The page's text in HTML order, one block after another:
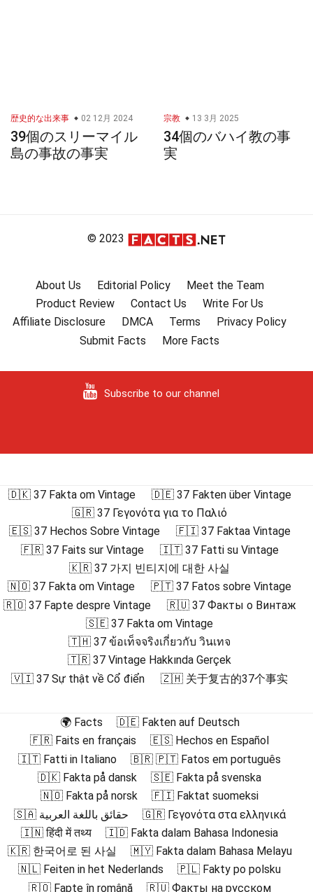
歴史的な出来事 02 12月 2024
39個のスリーマイル
島の事故の事実
宗教 13 3月 2025
34個のバハイ教の事
実
© 2023
About Us Editorial Policy
Meet the Team
Product Review
Contact Us
Write For Us
Affiliate Disclosure
DMCA Terms
Privacy Policy
Submit Facts
More Facts
Subscribe to our channel
🇩🇰 37 Fakta om Vintage
🇩🇪 37 Fakten über Vintage
🇬🇷 37 Γεγονότα για το Παλιό
🇪🇸 37 Hechos Sobre Vintage
🇫🇮 37 Faktaa Vintage
🇫🇷 37 Faits sur Vintage
🇮🇹 37 Fatti su Vintage
🇰🇷 37 가지 빈티지에 대한 사실
🇳🇴 37 Fakta om Vintage
🇵🇹 37 Fatos sobre Vintage
🇷🇴 37 Fapte despre Vintage
🇷🇺 37 Факты о Винтаж
🇸🇪 37 Fakta om Vintage
🇹🇭 37 ข้อเท็จจริงเกี่ยวกับ วินเทจ
🇹🇷 37 Vintage Hakkında Gerçek
🇻🇮 37 Sự thật về Cổ điển
🇿🇭 关于复古的37个事实
🌍 Facts
🇩🇪 Fakten auf Deutsch
🇫🇷 Faits en français
🇪🇸 Hechos en Español
🇮🇹 Fatti in Italiano
🇧🇷 🇵🇹 Fatos em português
🇩🇰 Fakta på dansk
🇸🇪 Fakta på svenska
🇳🇴 Fakta på norsk
🇫🇮 Faktat suomeksi
🇸🇦 حقائق باللغة العربية
🇬🇷 Γεγονότα στα ελληνικά
🇮🇳 हिंदी में तथ्य
🇮🇩 Fakta dalam Bahasa Indonesia
🇰🇷 한국어로 된 사실
🇲🇾 Fakta dalam Bahasa Melayu
🇳🇱 Feiten in het Nederlands
🇵🇱 Fakty po polsku
🇷🇴 Fapte în română
🇷🇺 Факты на русском